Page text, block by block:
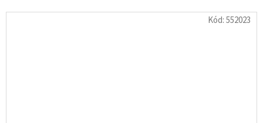
Kód:552023